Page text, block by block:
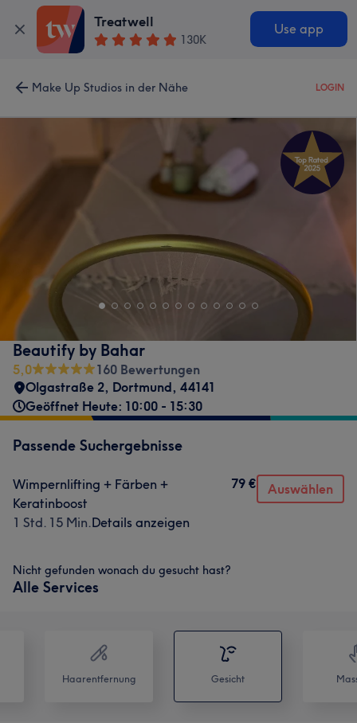
Treatwell
130K
Use app
Make Up Studios in der Nähe LOGIN
Beautify by Bahar
5,0
160 Bewertungen
Olgastraße 2, Dortmund, 44141
Geöffnet Heute: 10:00 - 15:30
Passende Suchergebnisse
Wimpernlifting + Färben +
Keratinboost
1 Std. 15 Min.Details anzeigen
79 € Auswählen
Nicht gefunden wonach du gesucht hast?
Alle Services
Haarentfernung Gesicht